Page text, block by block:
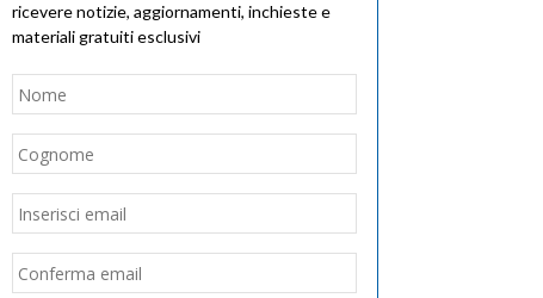
ricevere notizie, aggiornamenti, inchieste e
materiali gratuiti esclusivi
Nome
Email